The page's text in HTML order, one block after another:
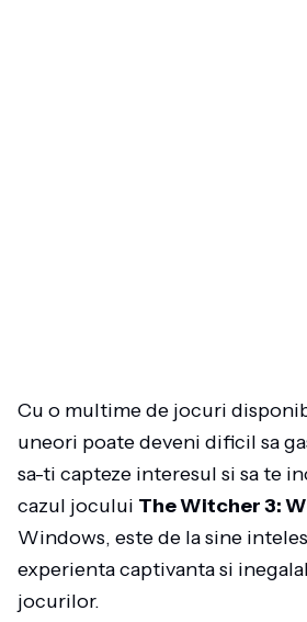
Cu o multime de jocuri
uneori poate deveni dificil sa
sa-ti capteze interesul si sa te
cazul jocului The Witcher 3:
Windows, este de la sine
experienta captivanta si
jocurilor.